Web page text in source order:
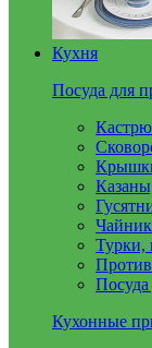
Кухня
Посуда для
Турки,
Кухонные